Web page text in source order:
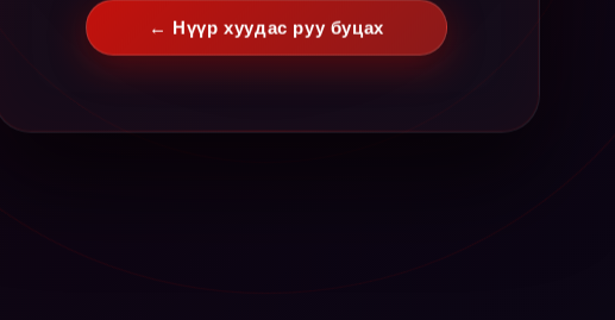
← Нүүр хуудас руу буцах